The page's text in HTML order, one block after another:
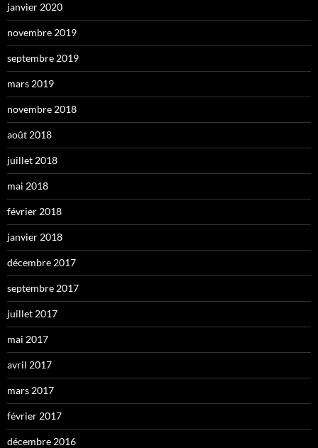
janvier 2020
novembre 2019
septembre 2019
mars 2019
novembre 2018
août 2018
juillet 2018
mai 2018
février 2018
janvier 2018
décembre 2017
septembre 2017
juillet 2017
mai 2017
avril 2017
mars 2017
février 2017
décembre 2016